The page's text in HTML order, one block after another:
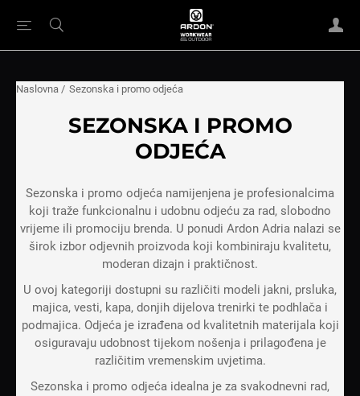
Naslovna / Sezonska i promo odjeća
SEZONSKA I PROMO
ODJEĆA
Sezonska i promo odjeća namijenjena je profesionalcima
koji traže funkcionalnu i udobnu odjeću za rad, slobodno
vrijeme ili promociju brenda. U ponudi Ardon Adria nalazi se
širok izbor odjevnih proizvoda koji kombiniraju kvalitetu,
moderan dizajn i praktičnost.
U ovoj kategoriji dostupni su različiti modeli jakni, prsluka,
majica, vesti, kapa, donjih dijelova trenirki te podhlača i
podmajica. Odjeća je izrađena od kvalitetnih materijala koji
osiguravaju udobnost tijekom nošenja i prilagođena je
različitim vremenskim uvjetima.
Sezonska i promo odjeća idealna je za svakodnevni rad,